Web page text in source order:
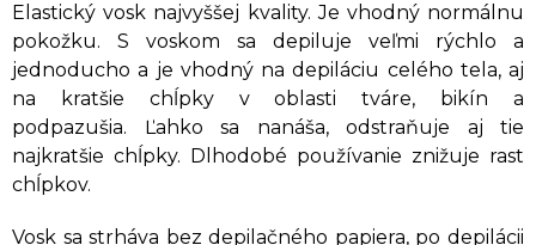
Elastický vosk najvyššej kvality. Je vhodný normálnu
pokožku. S voskom sa depiluje veľmi rýchlo a
jednoducho a je vhodný na depiláciu celého tela, aj
na kratšie chĺpky v oblasti tváre, bikín a
podpazušia. Ľahko sa nanáša, odstraňuje aj tie
najkratšie chĺpky. Dlhodobé používanie znižuje rast
chĺpkov.
Vosk sa strháva bez depilačného papiera, po depilácii